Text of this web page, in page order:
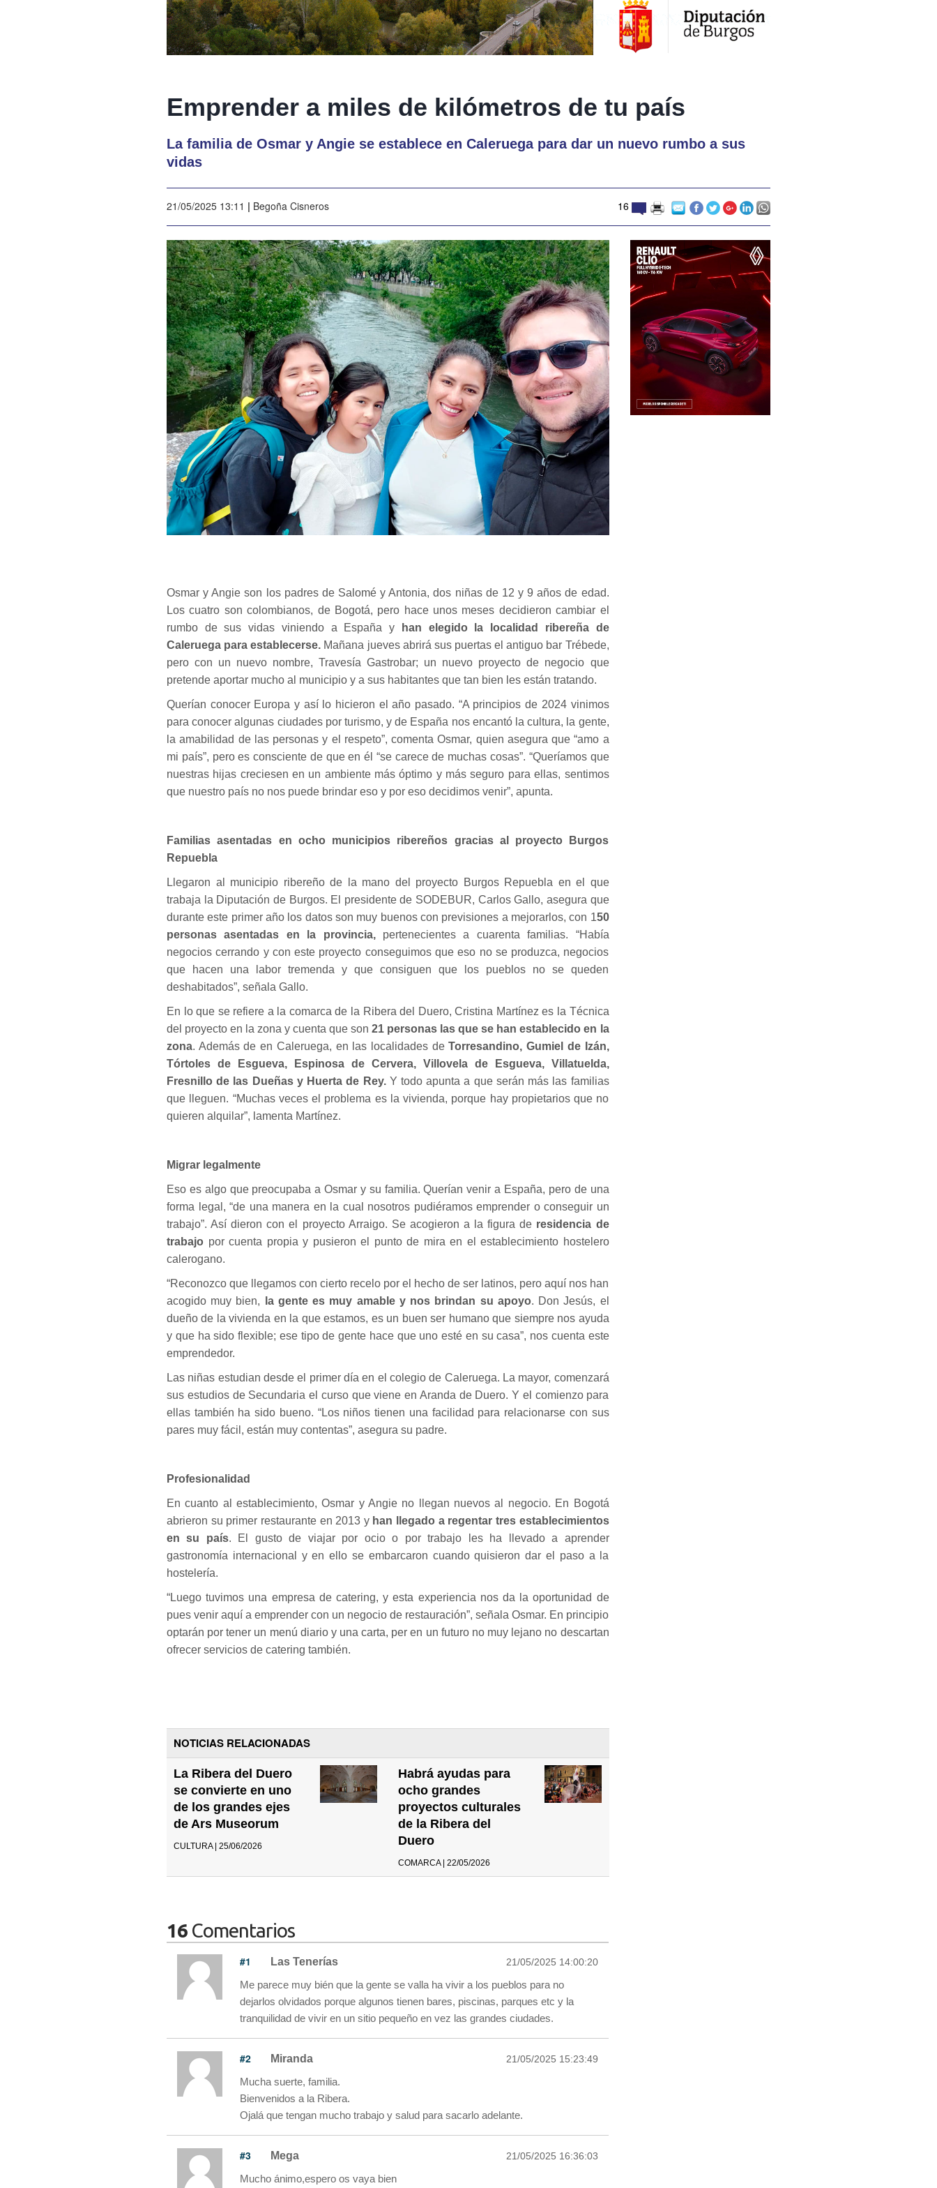
Emprender a miles de kilómetros de tu país
La familia de Osmar y Angie se establece en Caleruega para dar un nuevo rumbo a sus
vidas
21/05/2025 13:11 | Begoña Cisneros 16
Osmar y Angie son los padres de Salomé y Antonia, dos niñas de 12 y 9 años de edad.
Los cuatro son colombianos, de Bogotá, pero hace unos meses decidieron cambiar el
rumbo de sus vidas viniendo a España y
han elegido la localidad ribereña de
Caleruega para establecerse. Mañana jueves abrirá sus puertas el antiguo bar Trébede,
pero con un nuevo nombre, Travesía Gastrobar; un nuevo proyecto de negocio que
pretende aportar mucho al municipio y a sus habitantes que tan bien les están tratando.
Querían conocer Europa y así lo hicieron el año pasado. “A principios de 2024 vinimos
para conocer algunas ciudades por turismo, y de España nos encantó la cultura, la gente,
la amabilidad de las personas y el respeto”, comenta Osmar, quien asegura que “amo a
mi país”, pero es consciente de que en él “se carece de muchas cosas”. “Queríamos que
nuestras hijas creciesen en un ambiente más óptimo y más seguro para ellas, sentimos
que nuestro país no nos puede brindar eso y por eso decidimos venir”, apunta.
Familias asentadas en ocho municipios ribereños gracias al proyecto Burgos
Repuebla
Llegaron al municipio ribereño de la mano del proyecto Burgos Repuebla en el que
trabaja la Diputación de Burgos. El presidente de SODEBUR, Carlos Gallo, asegura que
durante este primer año los datos son muy buenos con previsiones a mejorarlos, con 150
personas asentadas en la provincia,pertenecientes a cuarenta familias. “Había
negocios cerrando y con este proyecto conseguimos que eso no se produzca, negocios
que hacen una labor tremenda y que consiguen que los pueblos no se queden
deshabitados”, señala Gallo.
En lo que se refiere a la comarca de la Ribera del Duero, Cristina Martínez es la Técnica
del proyecto en la zona y cuenta que son21 personas las que se han establecido en la
zona. Además de en Caleruega, en las localidades deTorresandino, Gumiel de Izán,
Tórtoles de Esgueva, Espinosa de Cervera, Villovela de Esgueva, Villatuelda,
Fresnillo de las Dueñas y Huerta de Rey.Y todo apunta a que serán más las familias
que lleguen. “Muchas veces el problema es la vivienda, porque hay propietarios que no
quieren alquilar”, lamenta Martínez.
Migrar legalmente
Eso es algo que preocupaba a Osmar y su familia. Querían venir a España, pero de una
forma legal, “de una manera en la cual nosotros pudiéramos emprender o conseguir un
trabajo”. Así dieron con el proyecto Arraigo. Se acogieron a la figura de residencia de
trabajo por cuenta propia y pusieron el punto de mira en el establecimiento hostelero
calerogano.
“Reconozco que llegamos con cierto recelo por el hecho de ser latinos, pero aquí nos han
acogido muy bien,
la gente es muy amable y nos brindan su apoyo. Don Jesús, el
dueño de la vivienda en la que estamos, es un buen ser humano que siempre nos ayuda
y que ha sido flexible; ese tipo de gente hace que uno esté en su casa”, nos cuenta este
emprendedor.
Las niñas estudian desde el primer día en el colegio de Caleruega. La mayor, comenzará
sus estudios de Secundaria el curso que viene en Aranda de Duero. Y el comienzo para
ellas también ha sido bueno. “Los niños tienen una facilidad para relacionarse con sus
pares muy fácil, están muy contentas”, asegura su padre.
Profesionalidad
En cuanto al establecimiento, Osmar y Angie no llegan nuevos al negocio. En Bogotá
abrieron su primer restaurante en 2013 y han llegado a regentar tres establecimientos
en su país. El gusto de viajar por ocio o por trabajo les ha llevado a aprender
gastronomía internacional y en ello se embarcaron cuando quisieron dar el paso a la
hostelería.
“Luego tuvimos una empresa de catering, y esta experiencia nos da la oportunidad de
pues venir aquí a emprender con un negocio de restauración”, señala Osmar. En principio
optarán por tener un menú diario y una carta, per en un futuro no muy lejano no descartan
ofrecer servicios de catering también.
NOTICIAS RELACIONADAS
La Ribera del Duero
se convierte en uno
de los grandes ejes
de Ars Museorum
CULTURA | 25/06/2026
Habrá ayudas para
ocho grandes
proyectos culturales
de la Ribera del
Duero
COMARCA | 22/05/2026
16 Comentarios
#1 Las Tenerías 21/05/2025 14:00:20
Me parece muy bién que la gente se valla ha vivir a los pueblos para no
dejarlos olvidados porque algunos tienen bares, piscinas, parques etc y la
tranquilidad de vivir en un sitio pequeño en vez las grandes ciudades.
#2 Miranda 21/05/2025 15:23:49
Mucha suerte, familia.
Bienvenidos a la Ribera.
Ojalá que tengan mucho trabajo y salud para sacarlo adelante.
#3 Mega 21/05/2025 16:36:03
Mucho ánimo,espero os vaya bien